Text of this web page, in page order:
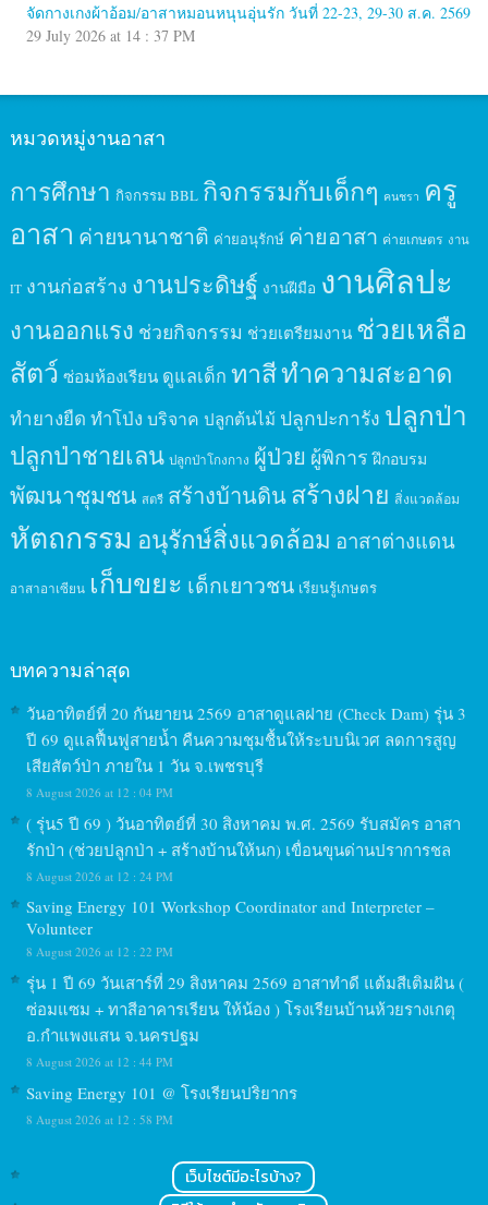
จัดกางเกงผ้าอ้อม/อาสาหมอนหนุนอุ่นรัก วันที่ 22-23, 29-30 ส.ค. 2569
29 July 2026 at 14 : 37 PM
หมวดหมู่งานอาสา
การศึกษา กิจกรรม BBL กิจกรรมกับเด็กๆ คนชรา ครู
อาสา ค่ายนานาชาติ ค่ายอนุรักษ์ ค่ายอาสา ค่ายเกษตร งาน
IT งานก่อสร้าง งานประดิษฐ์ งานฝีมือ งานศิลปะ
งานออกแรง ช่วยกิจกรรม ช่วยเตรียมงาน ช่วยเหลือ
สัตว์ ซ่อมห้องเรียน ดูแลเด็ก ทาสีทำความสะอาด
ทำยางยืด ทำโป่ง บริจาค ปลูกต้นไม้ ปลูกปะการัง ปลูกป่า
ปลูกป่าชายเลน ปลูกป่าโกงกาง ผู้ป่วย ผู้พิการ ฝึกอบรม
พัฒนาชุมชน สตรี สร้างบ้านดินสร้างฝาย สิ่งแวดล้อม
หัตถกรรม อนุรักษ์สิ่งแวดล้อม อาสาต่างแดน
อาสาอาเซียน เก็บขยะ เด็กเยาวชน เรียนรู้เกษตร
บทความล่าสุด
วันอาทิตย์ที่ 20 กันยายน 2569 อาสาดูแลฝาย (Check Dam) รุ่น 3
ปี 69 ดูแลฟื้นฟูสายน้ำ คืนความชุมชื้นให้ระบบนิเวศ ลดการสูญ
เสียสัตว์ป่า ภายใน 1 วัน จ.เพชรบุรี
8 August 2026 at 12 : 04 PM
( รุ่น5 ปี 69 ) วันอาทิตย์ที่ 30 สิงหาคม พ.ศ. 2569 รับสมัคร อาสา
รักป่า (ช่วยปลูกป่า + สร้างบ้านให้นก) เขื่อนขุนด่านปราการชล
8 August 2026 at 12 : 24 PM
Saving Energy 101 Workshop Coordinator and Interpreter –
Volunteer
8 August 2026 at 12 : 22 PM
รุ่น 1 ปี 69 วันเสาร์ที่ 29 สิงหาคม 2569 อาสาทำดี แต้มสีเติมฝัน (
ซ่อมแซม + ทาสีอาคารเรียน ให้น้อง ) โรงเรียนบ้านห้วยรางเกตุ
อ.กำแพงแสน จ.นครปฐม
8 August 2026 at 12 : 44 PM
Saving Energy 101 @ โรงเรียนปริยากร
8 August 2026 at 12 : 58 PM
เว็บไซต์มีอะไรบ้าง?